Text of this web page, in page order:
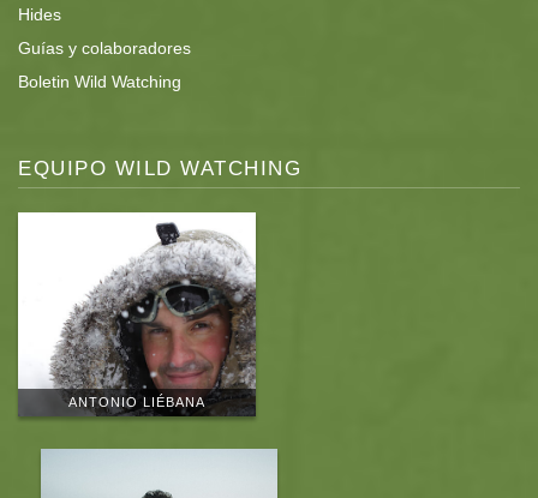
Hides
Guías y colaboradores
Boletin Wild Watching
EQUIPO WILD WATCHING
ANTONIO LIÉBANA